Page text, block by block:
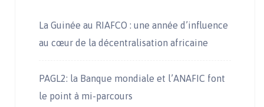
La Guinée au RIAFCO : une année d’influence
au cœur de la décentralisation africaine
PAGL2: la Banque mondiale et l’ANAFIC font
le point à mi-parcours